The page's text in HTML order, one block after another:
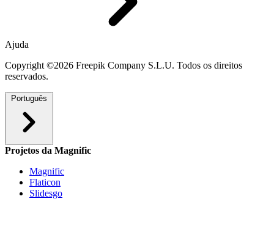
Ajuda
Copyright ©2026 Freepik Company S.L.U. Todos os direitos
reservados.
Português
Projetos da Magnific
Magnific
Flaticon
Slidesgo